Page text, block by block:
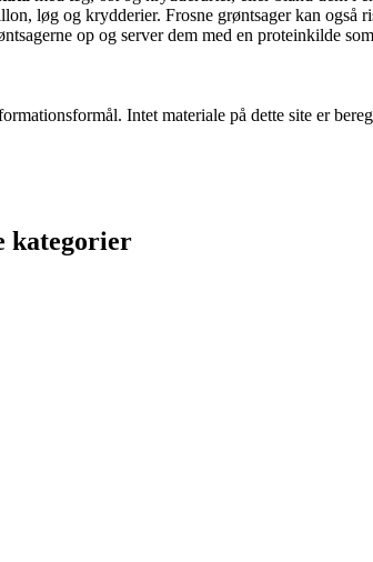
løg og krydderier. Frosne grøntsager kan
op og server dem med en proteinkilde
Intet materiale på dette site er
kategorier